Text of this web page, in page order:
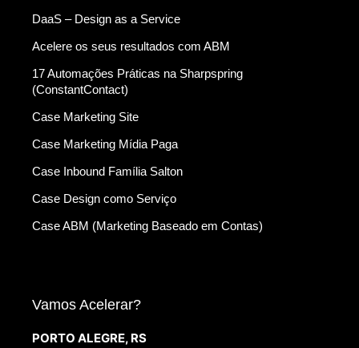
DaaS – Design as a Service
Acelere os seus resultados com ABM
17 Automações Práticas na Sharpspring
(ConstantContact)
Case Marketing Site
Case Marketing Mídia Paga
Case Inbound Família Salton
Case Design como Serviço
Case ABM (Marketing Baseado em Contas)
Vamos Acelerar?
PORTO ALEGRE, RS